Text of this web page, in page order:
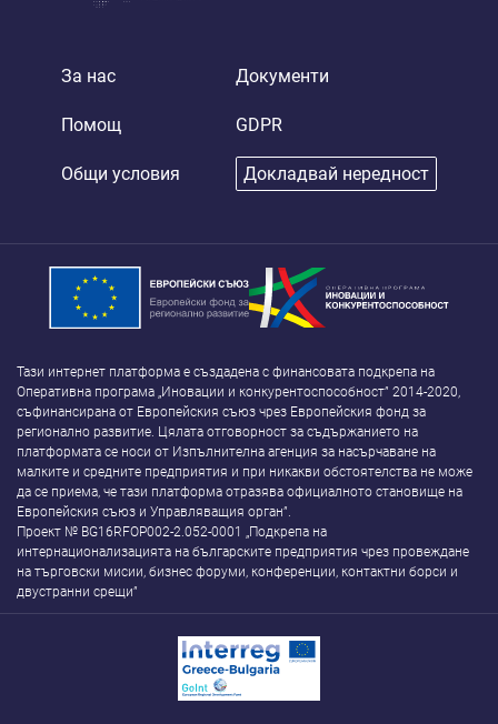
За нас
Помощ
Общи условия
Документи
GDPR
Докладвай нередност
Тази интернет платформа е създадена с финансовата подкрепа на
Оперативна програма „Иновации и конкурентоспособност” 2014-2020,
съфинансирана от Европейския съюз чрез Европейския фонд за
регионално развитие. Цялата отговорност за съдържанието на
платформата се носи от Изпълнителна агенция за насърчаване на
малките и средните предприятия и при никакви обстоятелства не може
да се приема, че тази платформа отразява официалното становище на
Европейския съюз и Управляващия орган”.
Проект № BG16RFOP002-2.052-0001 „Подкрепа на
интернационализацията на българските предприятия чрез провеждане
на търговски мисии, бизнес форуми, конференции, контактни борси и
двустранни срещи”